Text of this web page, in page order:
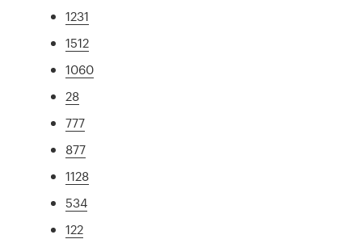
1231
1512
1060
28
777
877
1128
534
122